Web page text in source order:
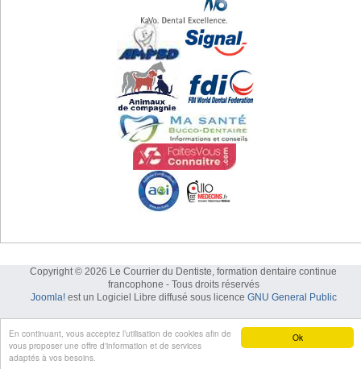
Ok
En continuant, vous acceptez l’utilisation de cookies afin de
vous proposer une offre d'information et de services
adaptés à vos besoins.
Copyright © 2026 Le Courrier du Dentiste, formation dentaire continue
francophone - Tous droits réservés
Joomla!est un Logiciel Libre diffusé sous licence GNU General Public